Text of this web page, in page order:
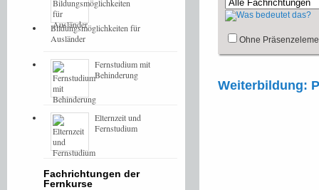
Ohne
Weiterbildung:
Bildungsmöglichkeiten für
Ausländer
Fernstudium mit
Behinderung
Elternzeit und
Fernstudium
Fachrichtungen der
Fernkurse